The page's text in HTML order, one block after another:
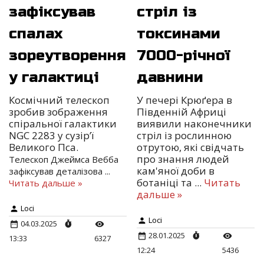
зафіксував
спалах
зореутворення
у галактиці
Космічний телескоп
зробив зображення
спіральної галактики
NGC 2283 у сузір’ї
Великого Пса.
Телескоп Джеймса Вебба
зафіксував деталізова ...
Читать дальше »
Loci
04.03.2025
13:33
6327
стріл із
токсинами
7000-річної
давнини
У печері Крюґера в
Південній Африці
виявили наконечники
стріл із рослинною
отрутою, які свідчать
про знання людей
кам'яної доби в
ботаніці та ... Читать
дальше »
Loci
28.01.2025
12:24
5436